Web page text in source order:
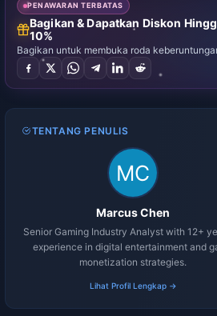
PENAWARAN TERBATAS
Bagikan & Dapatkan Diskon
10%
Bagikan untuk membuka roda
TENTANG PENULIS
Marcus Chen
Senior Gaming Industry Analyst with 12+
experience in digital entertainment and
monetization strategies.
Lihat Profil Lengkap →